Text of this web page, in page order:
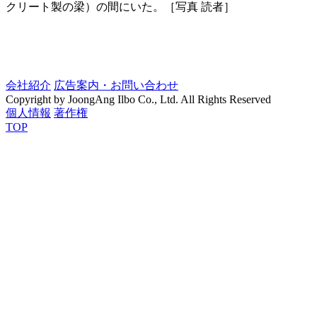
クリート製の梁）の間にいた。［写真 読者］
会社紹介 広告案内・お問い合わせ
Copyright by JoongAng Ilbo Co., Ltd. All Rights Reserved
個人情報 著作権
TOP